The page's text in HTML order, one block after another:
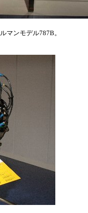
マンモデル787B。